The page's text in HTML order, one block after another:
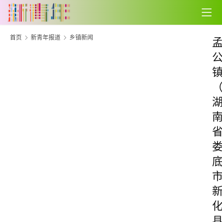
首页 新青年报道 乡镇新闻